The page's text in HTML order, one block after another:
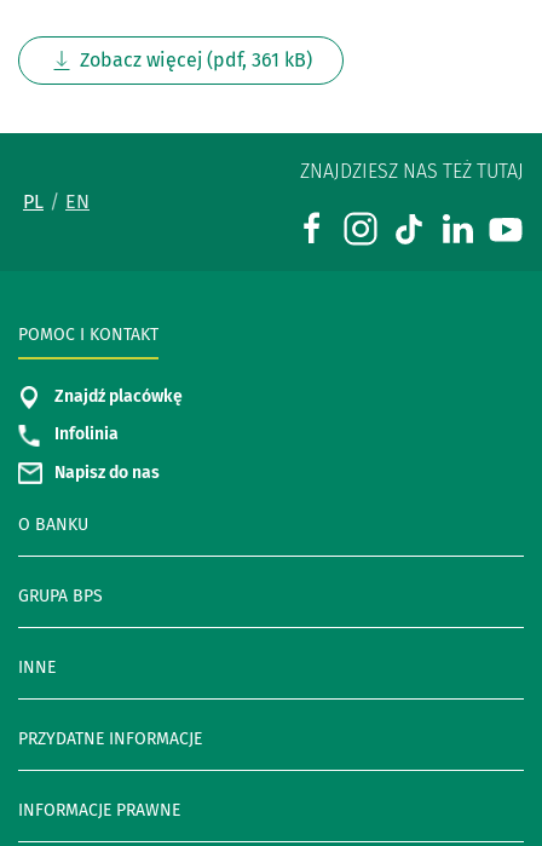
Zobacz więcej (pdf, 361 kB)
PL EN
ZNAJDZIESZ NAS TEŻ TUTAJ
POMOC I KONTAKT
Znajdź placówkę
Infolinia
Napisz do nas
O BANKU
GRUPA BPS
INNE
PRZYDATNE INFORMACJE
INFORMACJE PRAWNE